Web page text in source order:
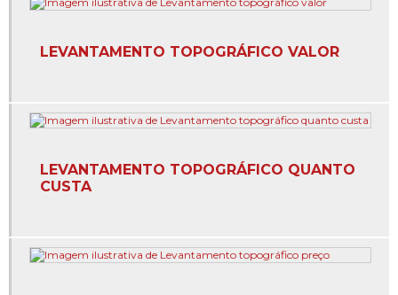
Cartografia digital e gps
Certificação de propriedades rurais
Concessão de lavras
LEVANTAMENTO TOPOGRÁFICO VALOR
LEVANTAMENTO TOPOGRÁFICO QUANTO
CUSTA